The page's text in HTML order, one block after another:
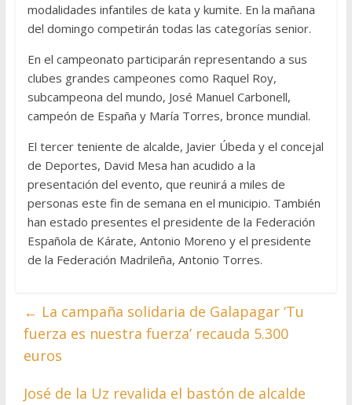
modalidades infantiles de kata y kumite. En la mañana
del domingo competirán todas las categorías senior.
En el campeonato participarán representando a sus
clubes grandes campeones como Raquel Roy,
subcampeona del mundo, José Manuel Carbonell,
campeón de España y María Torres, bronce mundial.
El tercer teniente de alcalde, Javier Úbeda y el concejal
de Deportes, David Mesa han acudido a la
presentación del evento, que reunirá a miles de
personas este fin de semana en el municipio. También
han estado presentes el presidente de la Federación
Española de Kárate, Antonio Moreno y el presidente
de la Federación Madrileña, Antonio Torres.
← La campaña solidaria de Galapagar ‘Tu
fuerza es nuestra fuerza’ recauda 5.300
euros
José de la Uz revalida el bastón de alcalde